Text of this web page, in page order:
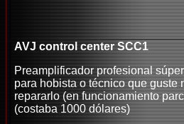
AVJ control center SCC1
Preamplificador profesional
para hobista o técnico que guste
repararlo (en funcionamiento
(costaba 1000 dólares)